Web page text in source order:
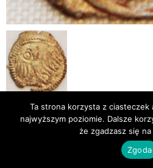
Publikacje
© Newsmag WordPress
Ta strona korzysta z ciasteczek
najwyższym poziomie. Dalsze
że zgadzasz się
Zgoda